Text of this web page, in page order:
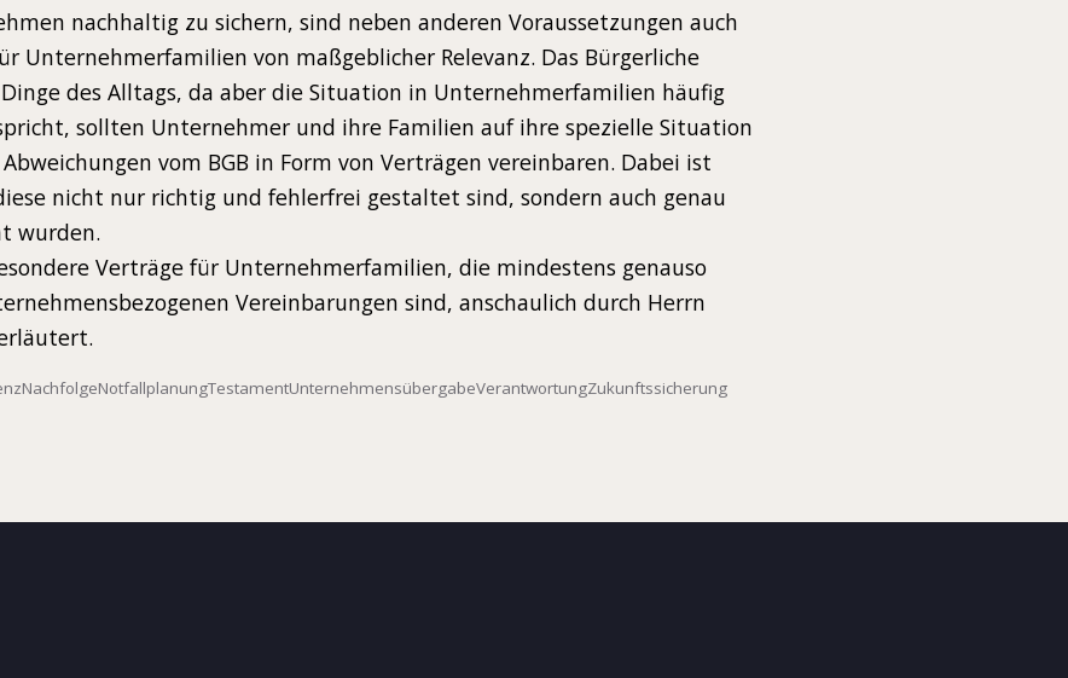
nachhaltig zu sichern, sind neben anderen Voraussetzungen auch
Unternehmerfamilien von maßgeblicher Relevanz. Das Bürgerliche
des Alltags, da aber die Situation in Unternehmerfamilien häufig
sollten Unternehmer und ihre Familien auf ihre spezielle Situation
vom BGB in Form von Verträgen vereinbaren. Dabei ist
nicht nur richtig und fehlerfrei gestaltet sind, sondern auch genau
wurden.
Verträge für Unternehmerfamilien, die mindestens genauso
Vereinbarungen sind, anschaulich durch Herrn
NachfolgeNotfallplanungTestamentUnternehmensübergabeVerantwortungZukunftssicherung